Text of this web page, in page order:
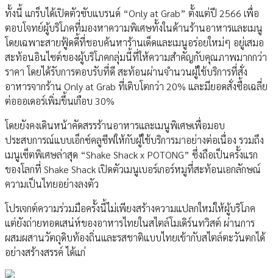
ทั้งนี้ แกร็บได้เปิดตัวซับแบรนด์ “Only at Grab” ตั้งแต่ปี 2566 เพื่อ
ตอบโจทย์ผู้บริโภคที่มองหาความพิเศษทั้งในด้านร้านอาหารและเมนู
โดยเฉพาะสายฟู้ดดี้ที่ชอบค้นหาร้านเด็ดและเมนูอร่อยใหม่ๆ อยู่เสมอ
สะท้อนอินไซต์ของผู้บริโภคกลุ่มนี้ที่ให้ความสำคัญกับคุณภาพมากกว่า
ราคา โดยได้รับการตอบรับที่ดี สะท้อนผ่านจำนวนผู้ใช้บริการที่สั่ง
อาหารจากร้าน Only at Grab ที่เติบโตกว่า 20% และมียอดสั่งซื้อเฉลี่ย
ต่อออเดอร์เพิ่มขึ้นเกือบ 30%
โดยยังคงเดินหน้าคัดสรรร้านอาหารและเมนูพิเศษเพื่อมอบ
ประสบการณ์แบบเอ็กซ์คลูซีฟให้กับผู้ใช้บริการมาอย่างต่อเนื่อง รวมถึง
เมนูเซ็ตพิเศษล่าสุด “Shake Shack x POTONG” ซึ่งถือเป็นครั้งแรก
ของโลกที่ Shake Shack เปิดตัวเมนูเบอร์เกอร์หมูที่สะท้อนเอกลักษณ์
ความเป็นไทยอย่างลงตัว
โปรเจกต์ความร่วมมือครั้งนี้ไม่เพียงสร้างความแปลกใหม่ให้ผู้บริโภค
แต่ยังถ่ายทอดเสน่ห์ของอาหารไทยในสไตล์โมเดิร์นทวิสต์ ผ่านการ
ผสมผสานวัตถุดิบท้องถิ่นและรสชาติแบบไทยเข้ากับสไตล์ตะวันตกได้
อย่างสร้างสรรค์ ได้แก่